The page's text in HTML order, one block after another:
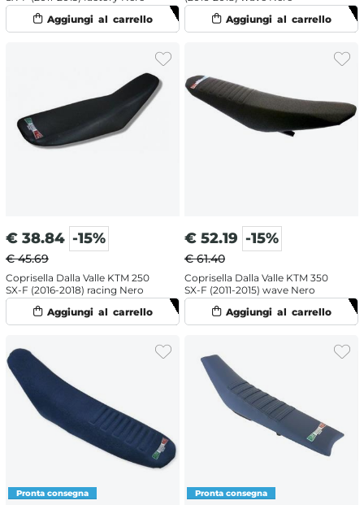
€ 38.84 -15%
€ 45.69
Coprisella Dalla Valle KTM 250
SX-F (2016-2018) racing Nero
€ 52.19 -15%
€ 61.40
Coprisella Dalla Valle KTM 350
SX-F (2011-2015) wave Nero